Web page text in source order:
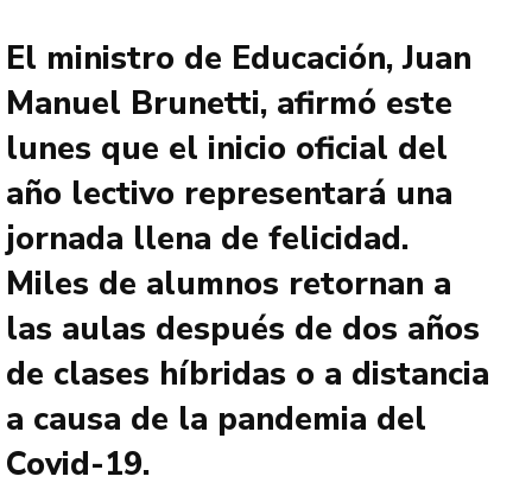
El ministro de Educación, Juan
Manuel Brunetti, afirmó este
lunes que el inicio oficial del
año lectivo representará una
jornada llena de felicidad.
Miles de alumnos retornan a
las aulas después de dos años
de clases híbridas o a distancia
a causa de la pandemia del
Covid-19.